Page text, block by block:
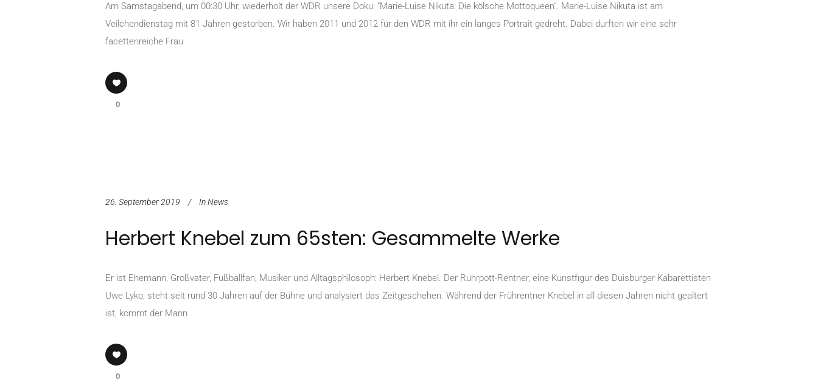
Am Samstagabend, um 00:30 Uhr, wiederholt der WDR unsere Doku: "Marie-Luise Nikuta: Die kölsche Mottoqueen". Marie-Luise Nikuta ist am
Veilchendienstag mit 81 Jahren gestorben. Wir haben 2011 und 2012 für den WDR mit ihr ein langes Portrait gedreht. Dabei durften wir eine sehr
facettenreiche Frau
0
26. September 2019 InNews
Herbert Knebel zum 65sten: Gesammelte Werke
Er ist Ehemann, Großvater, Fußballfan, Musiker und Alltagsphilosoph: Herbert Knebel. Der Ruhrpott-Rentner, eine Kunstfigur des Duisburger Kabarettisten
Uwe Lyko, steht seit rund 30 Jahren auf der Bühne und analysiert das Zeitgeschehen. Während der Frührentner Knebel in all diesen Jahren nicht gealtert
ist, kommt der Mann
0